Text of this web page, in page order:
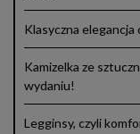
Klasyczna elegancja
Kamizelka ze
wydaniu!
Legginsy, czyli